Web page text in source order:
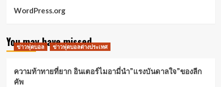
WordPress.org
You may have missed
ข่าวฟุตบอล ข่าวฟุตบอลต่างประเทศ
ความท้าทายที่ยาก อินเตอร์ไมอามี่นำ”แรงบันดาลใจ”ของลีก
คัพ